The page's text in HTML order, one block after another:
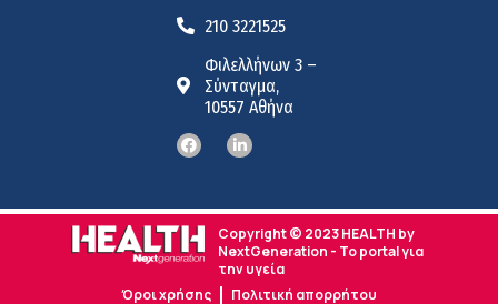
210 3221525
Φιλελλήνων 3 –
Σύνταγμα,
10557 Αθήνα
Copyright © 2023 HEALTH by
NextGeneration - Το portal για
την υγεία
Όροι χρήσης
Πολιτική απορρήτου